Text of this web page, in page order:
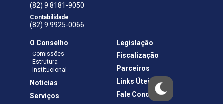
(82) 9 8181-9050
Contabilidade
(82) 9 9925-0066
O Conselho
Comissões
Estrutura
Institucional
Notícias
Serviços
Legislação
Fiscalização
Parceiros
Links Úteis
Fale Conosco